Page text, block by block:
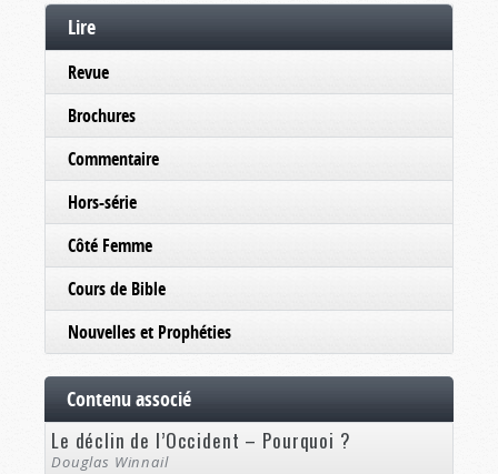
Lire
Revue
Brochures
Commentaire
Hors-série
Côté Femme
Cours de Bible
Nouvelles et Prophéties
Contenu associé
Le déclin de l’Occident – Pourquoi ?
Douglas Winnail